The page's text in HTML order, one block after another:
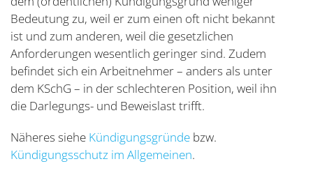
Bedeutung zu, weil er zum einen oft nicht bekannt
ist und zum anderen, weil die gesetzlichen
Anforderungen wesentlich geringer sind. Zudem
befindet sich ein Arbeitnehmer – anders als unter
dem KSchG – in der schlechteren Position, weil ihn
die Darlegungs- und Beweislast trifft.
Näheres siehe Kündigungsgründe bzw.
Kündigungsschutz im Allgemeinen.